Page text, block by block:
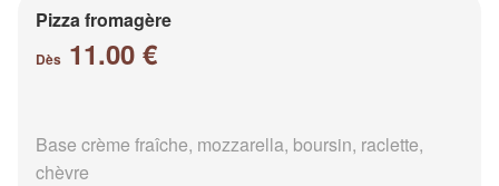
Pizza fromagère
Dès 11.00 €
Base crème fraîche, mozzarella, boursin, raclette,
chèvre